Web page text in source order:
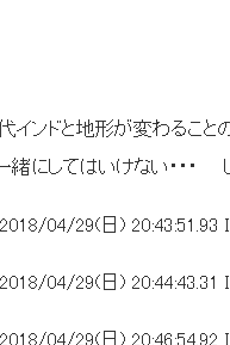
地形が変わることの
ない・・・ じゃ、
2018/04/29(日) 20:43:51.93
2018/04/29(日) 20:44:43.31
2018/04/29(日) 20:46:54.92